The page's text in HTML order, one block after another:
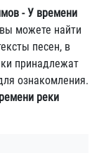
- У времени
можете найти
песен, в
принадлежат
ознакомления.
реки